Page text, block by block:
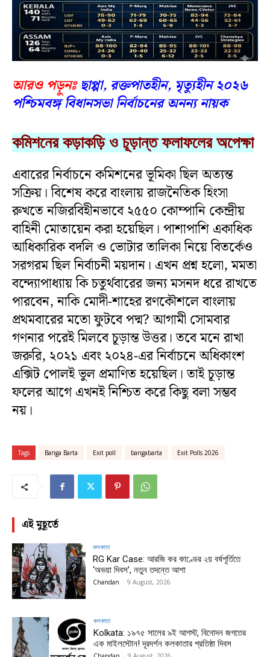
আরও পড়ুনঃ ছাপ্পা, রক্তপাতহীন, মৃত্যুহীন ২০২৬
পশ্চিমবঙ্গ বিধানসভা নির্বাচনের অনন্য নায়ক
কমিশনের কড়াকড়ি ও চূড়ান্ত ফলাফলের অপেক্ষা
এবারের নির্বাচনে কমিশনের ভূমিকা ছিল অত্যন্ত
সক্রিয়। বিশেষ করে বাংলায় রাজনৈতিক হিংসা
রুখতে নজিরবিহীনভাবে ২৫৫০ কোম্পানি কেন্দ্রীয়
বাহিনী মোতায়েন করা হয়েছিল। পাশাপাশি একাধিক
আধিকারিক বদলি ও ভোটার তালিকা নিয়ে বিতর্কেও
সরগরম ছিল নির্বাচনী ময়দান। এখন প্রশ্ন হলো, মমতা
বন্দ্যোপাধ্যায় কি চতুর্থবারের জন্য মসনদ ধরে রাখতে
পারবেন, নাকি মোদী-শাহের রণকৌশলে বাংলায়
প্রথমবারের মতো ফুটবে পদ্ম? আগামী সোমবার
গণনার পরেই মিলবে চূড়ান্ত উত্তর। তবে মনে রাখা
জরুরি, ২০২১ এবং ২০২৪-এর নির্বাচনে অধিকাংশ
এক্সিট পোলই ভুল প্রমাণিত হয়েছিল। তাই চূড়ান্ত
ফলের আগে এখনই নিশ্চিত করে কিছু বলা সম্ভব
নয়।
Tags Banga Barta Exit poll bangabarta Exit Polls 2026
এই মুহূর্তে
কলকাতা
RG Kar Case: আরজি কর কাণ্ডের ২য় বর্ষপূর্তিতে
‘অভয়া দিবস’, নতুন তদন্তে আশা
Chandan - 9 August, 2026
কলকাতা
Kolkata: ১৯৭৫ সালের ৯ই আগস্ট, বিনোদন জগতের
এক মাইলস্টোন! দূরদর্শন কলকাতার প্রতিষ্ঠা দিবস